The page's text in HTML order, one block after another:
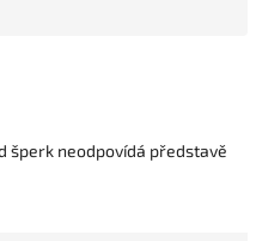
šperk neodpovídá představě